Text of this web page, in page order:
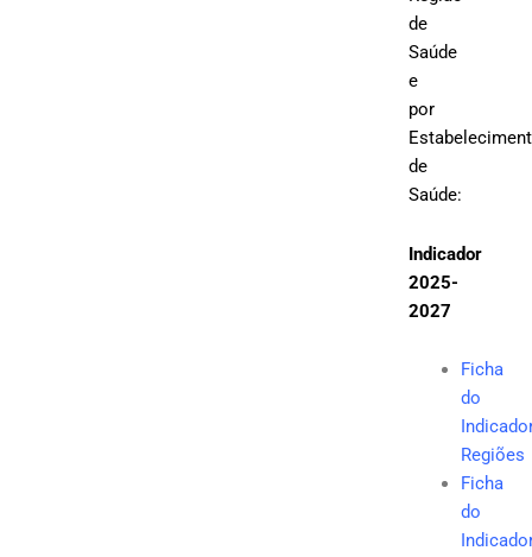
de
Saúde
e
por
de
Saúde:
Indicador
2025-
2027
Ficha
do
Regiões
Ficha
do